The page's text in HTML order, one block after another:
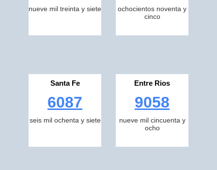
nueve mil treinta y siete
ochocientos noventa y
cinco
Santa Fe
6087
seis mil ochenta y siete
Entre Rios
9058
nueve mil cincuenta y
ocho